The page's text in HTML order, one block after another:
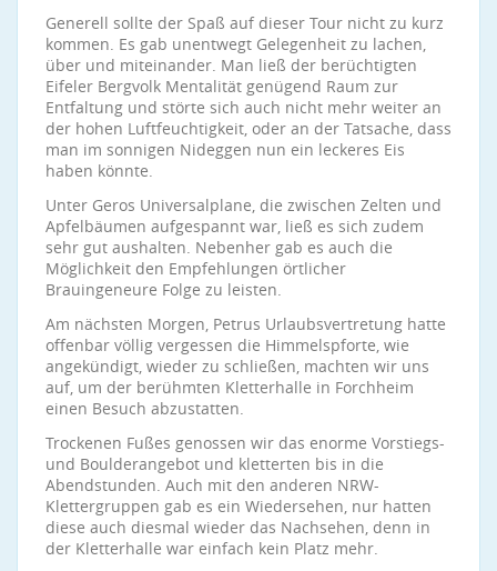
Generell sollte der Spaß auf dieser Tour nicht zu kurz
kommen. Es gab unentwegt Gelegenheit zu lachen,
über und miteinander. Man ließ der berüchtigten
Eifeler Bergvolk Mentalität genügend Raum zur
Entfaltung und störte sich auch nicht mehr weiter an
der hohen Luftfeuchtigkeit, oder an der Tatsache, dass
man im sonnigen Nideggen nun ein leckeres Eis
haben könnte.
Unter Geros Universalplane, die zwischen Zelten und
Apfelbäumen aufgespannt war, ließ es sich zudem
sehr gut aushalten. Nebenher gab es auch die
Möglichkeit den Empfehlungen örtlicher
Brauingeneure Folge zu leisten.
Am nächsten Morgen, Petrus Urlaubsvertretung hatte
offenbar völlig vergessen die Himmelspforte, wie
angekündigt, wieder zu schließen, machten wir uns
auf, um der berühmten Kletterhalle in Forchheim
einen Besuch abzustatten.
Trockenen Fußes genossen wir das enorme Vorstiegs-
und Boulderangebot und kletterten bis in die
Abendstunden. Auch mit den anderen NRW-
Klettergruppen gab es ein Wiedersehen, nur hatten
diese auch diesmal wieder das Nachsehen, denn in
der Kletterhalle war einfach kein Platz mehr.